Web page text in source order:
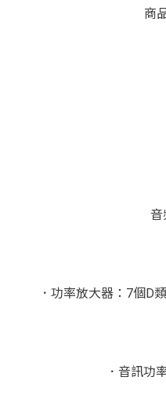
商
音
．功率放大器：7個D
．音訊功